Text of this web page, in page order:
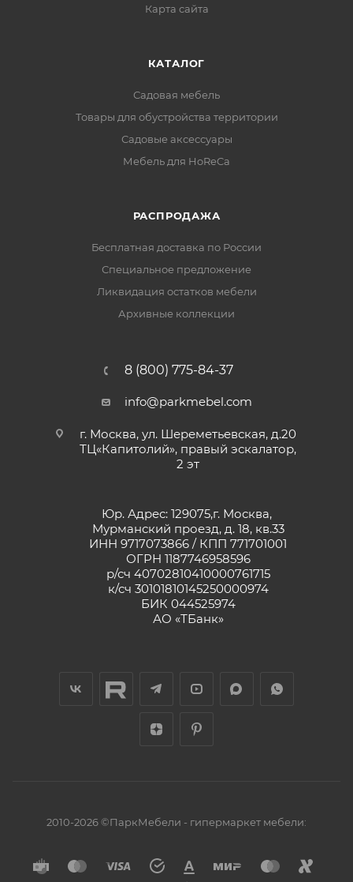
Карта сайта
КАТАЛОГ
Садовая мебель
Товары для обустройства территории
Садовые аксессуары
Мебель для HoReCa
РАСПРОДАЖА
Бесплатная доставка по России
Специальное предложение
Ликвидация остатков мебели
Архивные коллекции
8 (800) 775-84-37
info@parkmebel.com
г. Москва, ул. Шереметьевская, д.20
ТЦ«Капитолий», правый эскалатор,
2 эт
Юр. Адрес: 129075,г. Москва,
Мурманский проезд, д. 18, кв.33
ИНН 9717073866 / КПП 771701001
ОГРН 1187746958596
р/сч 40702810410000761715
к/сч 30101810145250000974
БИК 044525974
АО «ТБанк»
2010-2026 ©ПаркМебели - гипермаркет мебели: